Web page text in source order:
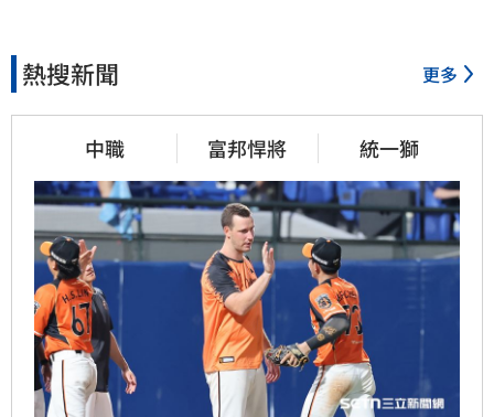
熱搜新聞 更多
中職 富邦悍將 統一獅